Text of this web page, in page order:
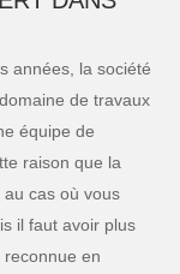
années, la société
de travaux
équipe de
raison que la
cas où vous
il faut avoir plus
reconnue en